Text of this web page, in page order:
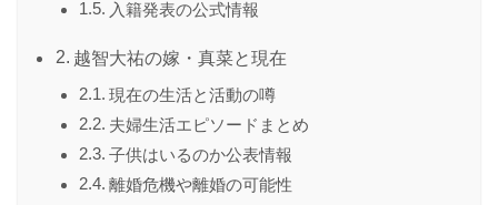
入籍発表の公式情報
越智大祐の嫁・真菜と現在
現在の生活と活動の噂
夫婦生活エピソードまとめ
子供はいるのか公表情報
離婚危機や離婚の可能性